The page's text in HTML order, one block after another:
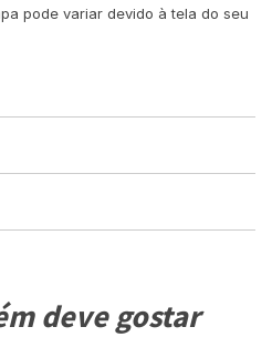
pode variar devido à tela do seu
deve gostar